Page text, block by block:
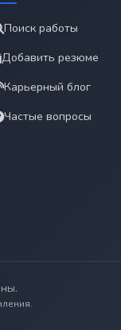
Поиск работы
Добавить резюме
Карьерный блог
Частые вопросы